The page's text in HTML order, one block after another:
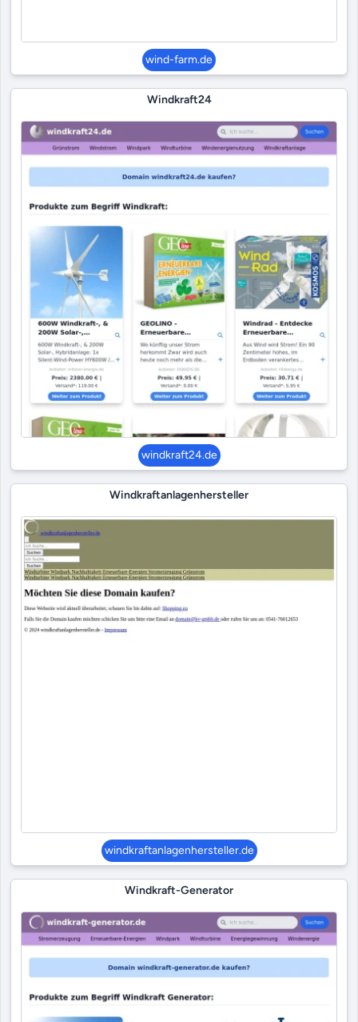
wind-farm.de
Windkraft24
windkraft24.de
Windkraftanlagenhersteller
windkraftanlagenhersteller.de
Windkraft-Generator